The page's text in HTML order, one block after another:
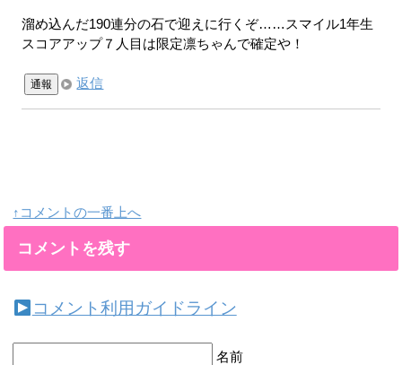
溜め込んだ190連分の石で迎えに行くぞ……スマイル1年生
スコアアップ７人目は限定凛ちゃんで確定や！
通報 返信
↑コメントの一番上へ
コメントを残す
コメント利用ガイドライン
名前